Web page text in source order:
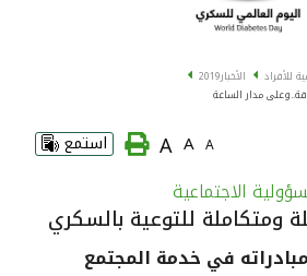
الإلكتروني
للأفراد الأخبار2019
مدار الساعة
A
A
A استمع
الاجتماعية
ومتكاملة للتوعية بالسكري
في خدمة المجتمع